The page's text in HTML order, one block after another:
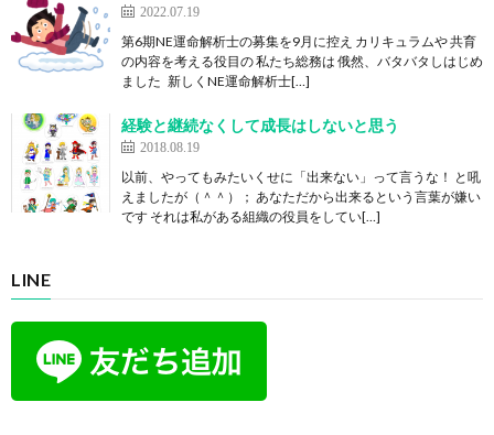
2022.07.19
第6期NE運命解析士の募集を9月に控え カリキュラムや 共育
の内容を考える役目の 私たち総務は 俄然、バタバタしはじめ
ました 新しくNE運命解析士[…]
経験と継続なくして成長はしないと思う
2018.08.19
以前、やってもみたいくせに「出来ない」って言うな！ と吼
えましたが（＾＾）； あなただから出来るという言葉が嫌い
です それは私がある組織の役員をしてい[…]
LINE